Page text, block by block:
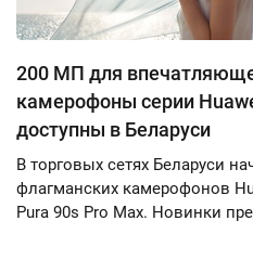
200 МП для
камерофоны серии
доступны в Беларуси
В торговых сетях Беларуси
флагманских камерофонов
Pura 90s Pro Max. Новинки